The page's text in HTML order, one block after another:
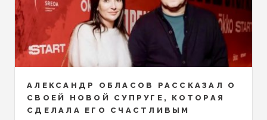
АЛЕКСАНДР ОБЛАСОВ РАССКАЗАЛ О
СВОЕЙ НОВОЙ СУПРУГЕ, КОТОРАЯ
СДЕЛАЛА ЕГО СЧАСТЛИВЫМ